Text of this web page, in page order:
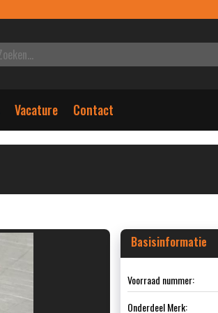
Vacature Contact
Basisinformatie
Voorraad nummer:
Onderdeel Merk: